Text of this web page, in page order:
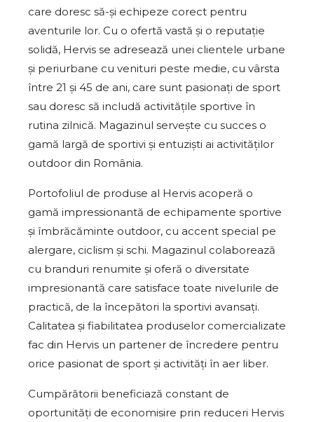
care doresc să-și echipeze corect pentru
aventurile lor. Cu o ofertă vastă și o reputație
solidă, Hervis se adresează unei clientele urbane
și periurbane cu venituri peste medie, cu vârsta
între 21 și 45 de ani, care sunt pasionați de sport
sau doresc să includă activitățile sportive în
rutina zilnică. Magazinul servește cu succes o
gamă largă de sportivi și entuziști ai activităților
outdoor din România.
Portofoliul de produse al Hervis acoperă o
gamă impressionantă de echipamente sportive
și îmbrăcăminte outdoor, cu accent special pe
alergare, ciclism și schi. Magazinul colaborează
cu branduri renumite și oferă o diversitate
impresionantă care satisface toate nivelurile de
practică, de la începători la sportivi avansați.
Calitatea și fiabilitatea produselor comercializate
fac din Hervis un partener de încredere pentru
orice pasionat de sport și activități în aer liber.
Cumpărătorii beneficiază constant de
oportunități de economisire prin reduceri Hervis